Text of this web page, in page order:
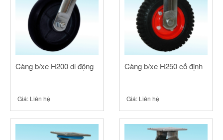
Càng b/xe H200 di động
Giá: Liên hệ
Càng b/xe H250 cố định
Giá: Liên hệ